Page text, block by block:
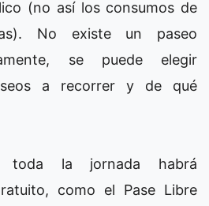
(no así los consumos de
No existe un paseo
se puede elegir
a recorrer y de qué
toda la jornada habrá
como el Pase Libre